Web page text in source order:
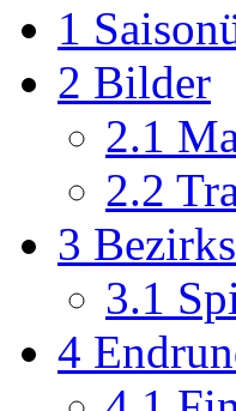
1
2 Bilder
2.1
2.2
3
3.1
4